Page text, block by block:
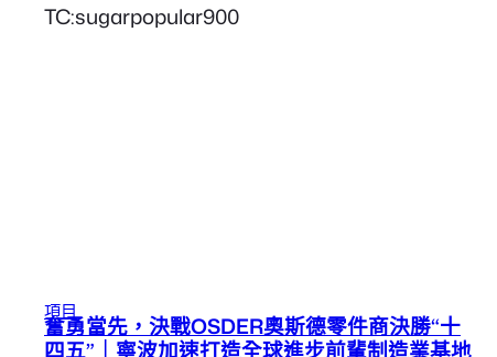
TC:sugarpopular900
項目
奮勇當先，決戰OSDER奧斯德零件商決勝“十
四五”｜寧波加速打造全球進步前輩制造業基地